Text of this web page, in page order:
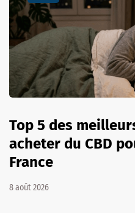
Top 5 des
acheter du CBD
France
8 août 2026